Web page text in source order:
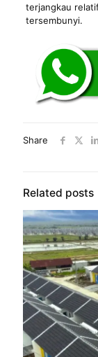
terjangkau
tersembunyi.
Share
Related posts